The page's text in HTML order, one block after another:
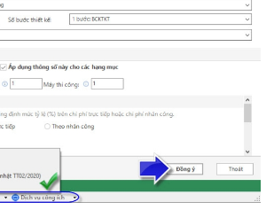
Tiệp 0981757527 10 Thg 6, 2025 0 158
3.1 Thẩm định file Dự toán BNSC
Khắc Tiệp 0981757527 9 Thg 5, 2022
2.56 Hướng dẫn xác định Chi phí chung
DỰ TOÁN BNSC